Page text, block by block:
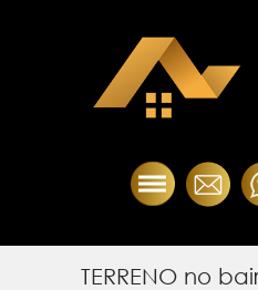
TERRENO no